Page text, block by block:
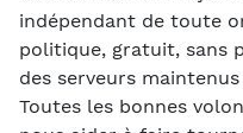
indépendant de toute
politique, gratuit, sans
des serveurs
Toutes les bonnes